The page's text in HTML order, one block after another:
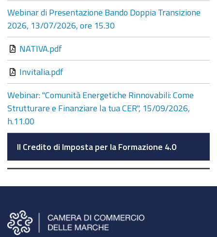
Webinar di Presentazione Bando Doppia Transizione
2026, 13/07/2026, ore 15.30
NATIVA.pdf
Invitalia.pdf
Webinar: "Comunità Energetiche Rinnovabili: Come
Strutturare e Finanziare la tua CER", 15/09/2026,
h.11.00
Il Credito di Imposta per la Formazione 4.0